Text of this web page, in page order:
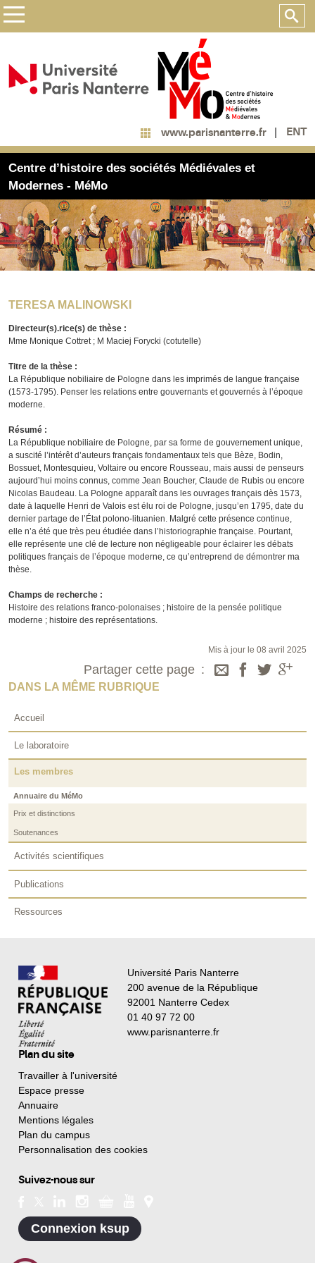
www.parisnanterre.fr ENT
Centre d’histoire des sociétés Médiévales et
Modernes - MéMo
TERESA MALINOWSKI
Directeur(s).rice(s) de thèse :
Mme Monique Cottret ; M Maciej Forycki (cotutelle)
Titre de la thèse :
La République nobiliaire de Pologne dans les imprimés de langue française
(1573-1795). Penser les relations entre gouvernants et gouvernés à l’époque
moderne.
Résumé :
La République nobiliaire de Pologne, par sa forme de gouvernement unique,
a suscité l’intérêt d’auteurs français fondamentaux tels que Bèze, Bodin,
Bossuet, Montesquieu, Voltaire ou encore Rousseau, mais aussi de penseurs
aujourd’hui moins connus, comme Jean Boucher, Claude de Rubis ou encore
Nicolas Baudeau. La Pologne apparaît dans les ouvrages français dès 1573,
date à laquelle Henri de Valois est élu roi de Pologne, jusqu’en 1795, date du
dernier partage de l’État polono-lituanien. Malgré cette présence continue,
elle n’a été que très peu étudiée dans l’historiographie française. Pourtant,
elle représente une clé de lecture non négligeable pour éclairer les débats
politiques français de l’époque moderne, ce qu’entreprend de démontrer ma
thèse.
Champs de recherche :
Histoire des relations franco-polonaises ; histoire de la pensée politique
moderne ; histoire des représentations.
Mis à jour le 08 avril 2025
Partager cette page
DANS LA MÊME RUBRIQUE
Accueil
Le laboratoire
Les membres
Annuaire du MéMo
Prix et distinctions
Soutenances
Activités scientifiques
Publications
Ressources
Université Paris Nanterre
200 avenue de la République
92001 Nanterre Cedex
01 40 97 72 00
www.parisnanterre.fr
Plan du site
Travailler à l'université
Espace presse
Annuaire
Mentions légales
Plan du campus
Personnalisation des cookies
Suivez-nous sur
Connexion ksup